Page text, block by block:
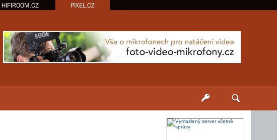
HIFIROOM.CZ PIXEL.CZ